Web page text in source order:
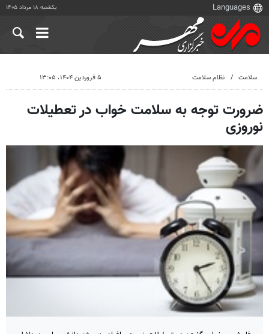
یکشنبه ۱۸ مرداد ۱۴۰۵
سلامت نظام سلامت ۵ فروردین ۱۴۰۴، ۱۳:۰۵
ضرورت توجه به سلامت خواب در تعطیلات
نوروزی